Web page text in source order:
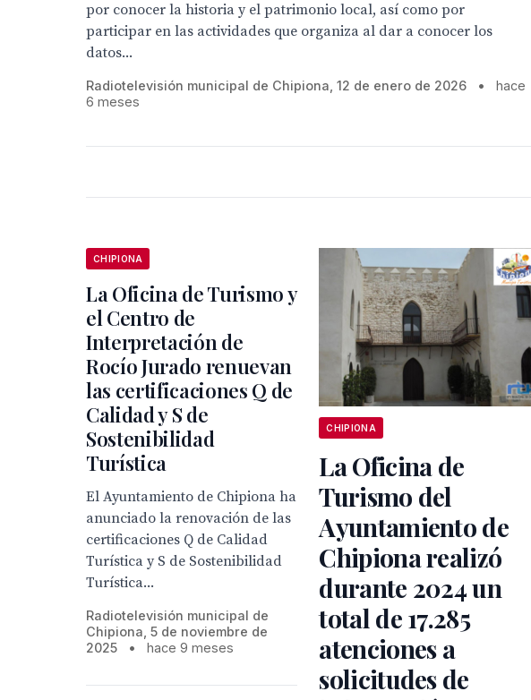
por conocer la historia y el patrimonio local, así como por
participar en las actividades que organiza al dar a conocer los
datos...
Radiotelevisión municipal de Chipiona, 12 de enero de 2026 •
hace
6 meses
CHIPIONA
La Oficina de Turismo y
el Centro de
Interpretación de
Rocío Jurado renuevan
las certificaciones Q de
Calidad y S de
Sostenibilidad
Turística
El Ayuntamiento de Chipiona ha
anunciado la renovación de las
certificaciones Q de Calidad
Turística y S de Sostenibilidad
Turística...
Radiotelevisión municipal de
Chipiona, 5 de noviembre de
2025
• hace 9 meses
CHIPIONA
La Oficina de
Turismo del
Ayuntamiento de
Chipiona realizó
durante 2024 un
total de 17.285
atenciones a
solicitudes de